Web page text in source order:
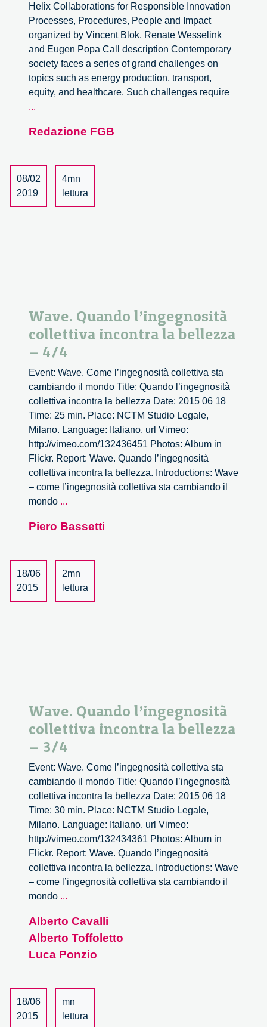
Helix Collaborations for Responsible Innovation
Processes, Procedures, People and Impact
organized by Vincent Blok, Renate Wesselink
and Eugen Popa Call description Contemporary
society faces a series of grand challenges on
topics such as energy production, transport,
equity, and healthcare. Such challenges require
...
on
Helix
Collaboration
for
Responsible
Redazione FGB
08/02
2019
4mn
lettura
Wave. Quando l’ingegnosità
collettiva incontra la bellezza
– 4/4
Event: Wave. Come l’ingegnosità collettiva sta
cambiando il mondo Title: Quando l’ingegnosità
collettiva incontra la bellezza Date: 2015 06 18
Time: 25 min. Place: NCTM Studio Legale,
Milano. Language: Italiano. url Vimeo:
http://vimeo.com/132436451 Photos: Album in
Flickr. Report: Wave. Quando l’ingegnosità
collettiva incontra la bellezza. Introductions: Wave
– come l’ingegnosità collettiva sta cambiando il
mondo ...
l’ingegnosità
incontra
la
bellezza
–
Piero Bassetti
18/06
2015
2mn
lettura
Wave. Quando l’ingegnosità
collettiva incontra la bellezza
– 3/4
Event: Wave. Come l’ingegnosità collettiva sta
cambiando il mondo Title: Quando l’ingegnosità
collettiva incontra la bellezza Date: 2015 06 18
Time: 30 min. Place: NCTM Studio Legale,
Milano. Language: Italiano. url Vimeo:
http://vimeo.com/132434361 Photos: Album in
Flickr. Report: Wave. Quando l’ingegnosità
collettiva incontra la bellezza. Introductions: Wave
– come l’ingegnosità collettiva sta cambiando il
mondo ...
l’ingegnosità
collettiva
incontra
Alberto Cavalli
Alberto Toffoletto
Luca Ponzio
18/06
2015
mn
lettura